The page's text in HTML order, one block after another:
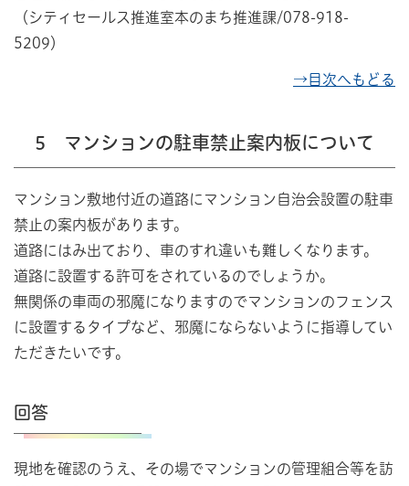
（シティセールス推進室本のまち推進課/078-918-
5209）
→目次へもどる
5 マンションの駐車禁止案内板について
マンション敷地付近の道路にマンション自治会設置の駐車
禁止の案内板があります。
道路にはみ出ており、車のすれ違いも難しくなります。
道路に設置する許可をされているのでしょうか。
無関係の車両の邪魔になりますのでマンションのフェンス
に設置するタイプなど、邪魔にならないように指導してい
ただきたいです。
回答
現地を確認のうえ、その場でマンションの管理組合等を訪